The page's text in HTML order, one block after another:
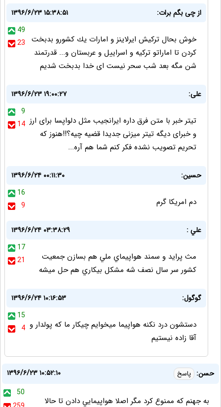
از چى بگم برات:
۱۳۹۶/۶/۲۳ ۱۵:۳۸:۵۱
49
23
خوش بحال تركيش ايرلاينز و امارات يك كشورو بدبخت
كردن تا اماراتو تركيه و اسراييل و عربستان و... قدرتمند
شن مگه بعد شب سحر نيست اى خدا بدبخت شديم
علی:
۱۳۹۶/۶/۲۳ ۱۹:۰۰:۲۷
9
14 تیتر خبر با متن فرق داره ایرانجیب مثل دلواپسا برای ارز
و خبرای دیگه تیتر میزنی جدیدا قضیه چیه؟!!هنوز که
تحریم تصویب نشده فکر کنم شما هم آره...
حسین:
۱۳۹۶/۶/۲۴ ۰۰:۱۱:۳۰
16
9
دم امریکا گرم
علي :
۱۳۹۶/۶/۲۴ ۰۳:۳۸:۲۹
17
21
مث پرايد و سمند هواپيماي ملي هم بسازن جمعيت
كشور سر سال نصف شه مشكل بيكاري هم حل ميشه
گوگول:
۱۳۹۶/۶/۲۴ ۱۰:۱۶:۵۳
15
4 دستشون درد نکنه هواپیما میخوایم چیکار ما که پولدار و
آقا زاده نیستیم
حسن: پاسخ
۱۳۹۶/۶/۲۳ ۱۰:۵۲:۱۰
50
به جهنم كه ممنوع كرد مگر اصلا هواپيمايي دادن تا حالا